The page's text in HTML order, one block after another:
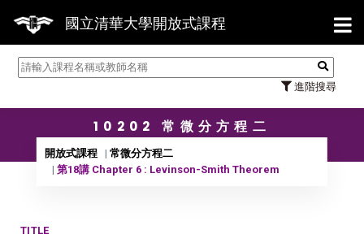
國立清華大學開放式課程
進階搜尋
【
10202 常微分方程二
開放式課程
常微分方程二
第18講 Chapter 6 : Levinson-Smith Theorem
TITLE